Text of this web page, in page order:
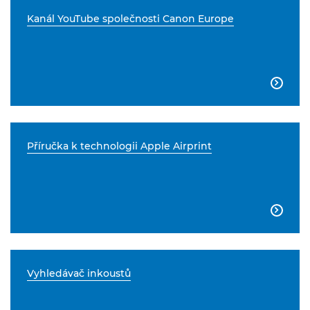
Kanál YouTube společnosti Canon Europe

Příručka k technologii Apple Airprint

Vyhledávač inkoustů